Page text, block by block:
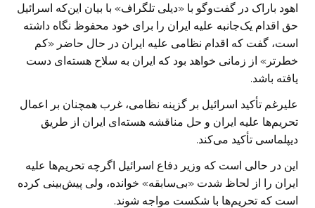
اهود باراک در گفت‌و‌گو با «دیلی تلگراف» با بیان این‌که اسرائیل
حق اقدام یک‌جانبه علیه ایران را برای خود محفوظ نگاه داشته
است، گفت که اقدام نظامی علیه ایران در حال حاضر «کم
خطرتر» از زمانی خواهد بود که ایران به سلاح هسته‌ای دست
یافته باشد.
علیرغم تأکید اسرائیل بر گزینه نظامی، غرب همچنان بر اعمال
تحریم‌ها علیه ایران و حل مناقشه هسته‌ای ایران از طریق
دیپلماسی تأکید می‌‌کند.
این در حالی است که وزیر دفاع اسرائیل اگرچه تحریم‌ها علیه
ایران را از لحاظ شدت «بی‌سابقه» خوانده، ولی پیش‌بینی کرده
است که تحریم‌ها با شکست مواجه شوند.